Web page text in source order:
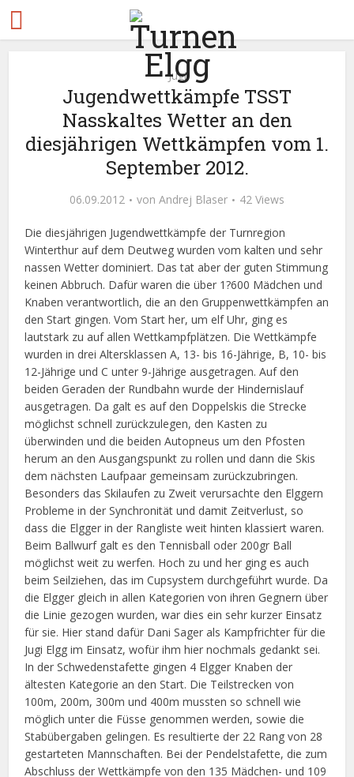
Jugi
Jugendwettkämpfe TSST
Nasskaltes Wetter an den
diesjährigen Wettkämpfen vom 1.
September 2012.
06.09.2012 von Andrej Blaser 42 Views
Die diesjährigen Jugendwettkämpfe der Turnregion
Winterthur auf dem Deutweg wurden vom kalten und sehr
nassen Wetter dominiert. Das tat aber der guten Stimmung
keinen Abbruch. Dafür waren die über 1?600 Mädchen und
Knaben verantwortlich, die an den Gruppenwettkämpfen an
den Start gingen. Vom Start her, um elf Uhr, ging es
lautstark zu auf allen Wettkampfplätzen. Die Wettkämpfe
wurden in drei Altersklassen A, 13- bis 16-Jährige, B, 10- bis
12-Jährige und C unter 9-Jährige ausgetragen. Auf den
beiden Geraden der Rundbahn wurde der Hindernislauf
ausgetragen. Da galt es auf den Doppelskis die Strecke
möglichst schnell zurückzulegen, den Kasten zu
überwinden und die beiden Autopneus um den Pfosten
herum an den Ausgangspunkt zu rollen und dann die Skis
dem nächsten Laufpaar gemeinsam zurückzubringen.
Besonders das Skilaufen zu Zweit verursachte den Elggern
Probleme in der Synchronität und damit Zeitverlust, so
dass die Elgger in der Rangliste weit hinten klassiert waren.
Beim Ballwurf galt es den Tennisball oder 200gr Ball
möglichst weit zu werfen. Hoch zu und her ging es auch
beim Seilziehen, das im Cupsystem durchgeführt wurde. Da
die Elgger gleich in allen Kategorien von ihren Gegnern über
die Linie gezogen wurden, war dies ein sehr kurzer Einsatz
für sie. Hier stand dafür Dani Sager als Kampfrichter für die
Jugi Elgg im Einsatz, wofür ihm hier nochmals gedankt sei.
In der Schwedenstafette gingen 4 Elgger Knaben der
ältesten Kategorie an den Start. Die Teilstrecken von
100m, 200m, 300m und 400m mussten so schnell wie
möglich unter die Füsse genommen werden, sowie die
Stabübergaben gelingen. Es resultierte der 22 Rang von 28
gestarteten Mannschaften. Bei der Pendelstafette, die zum
Abschluss der Wettkämpfe von den 135 Mädchen- und 109